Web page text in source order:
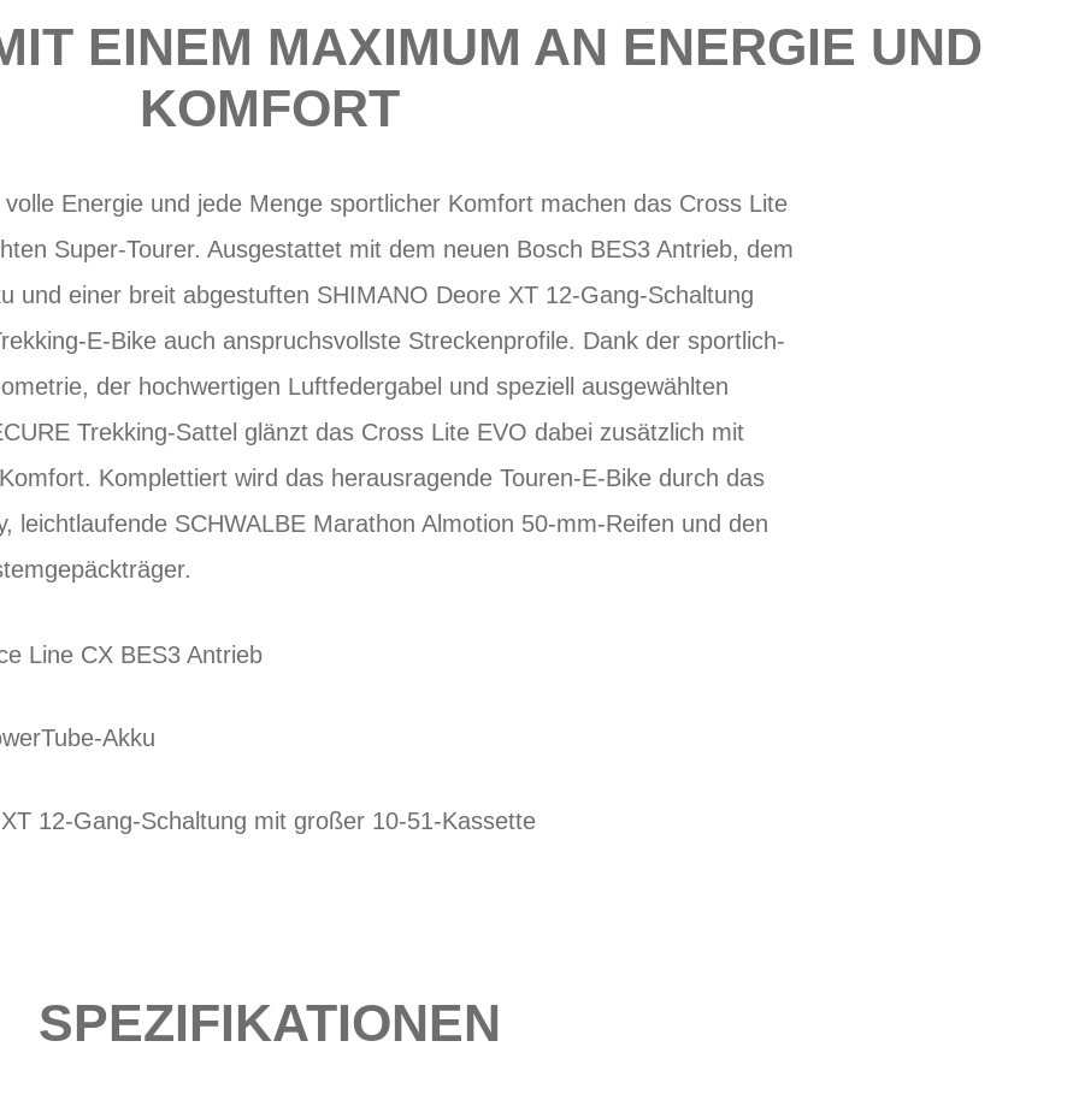
EINEM MAXIMUM AN ENERGIE UND
KOMFORT
Energie und jede Menge sportlicher Komfort machen das Cross Lite
Super-Tourer. Ausgestattet mit dem neuen Bosch BES3 Antrieb, dem
und einer breit abgestuften SHIMANO Deore XT 12-Gang-Schaltung
E-Bike auch anspruchsvollste Streckenprofile. Dank der sportlich-
der hochwertigen Luftfedergabel und speziell ausgewählten
Trekking-Sattel glänzt das Cross Lite EVO dabei zusätzlich mit
Komplettiert wird das herausragende Touren-E-Bike durch das
leichtlaufende SCHWALBE Marathon Almotion 50-mm-Reifen und den
Line CX BES3 Antrieb
Akku
12-Gang-Schaltung mit großer 10-51-Kassette
SPEZIFIKATIONEN